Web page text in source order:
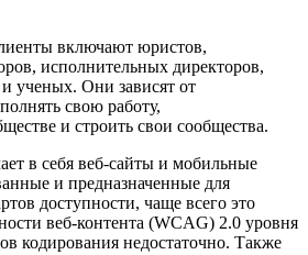
включают юристов,
исполнительных директоров,
ученых. Они зависят от
свою работу,
и строить свои сообщества.
в себя веб-сайты и мобильные
и предназначенные для
доступности, чаще всего это
веб-контента (WCAG) 2.0 уровня
кодирования недостаточно. Также